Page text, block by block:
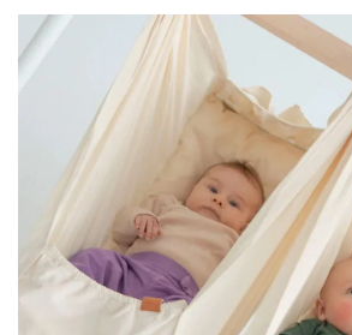
Không chỉ giúp trẻ phát triển về mặt
trợ bé phát triển về trí tuệ. Sữa Meiji
canxi cao và hàm lượng vitamin D,
đủ giúp bảo vệ hệ xương của trẻ
đồng thời phòng ngừa bệnh còi
trong sữa còn có DHA, α - linolenic
các chất quan trọng và cần thiết
não, khả năng nhận thức và quan
Bảo vệ tốt hệ tiêu hóa “non nớt”
hạnh được công nhận là không
bằng Fructo-oligosaccharide và
hệ tiêu hóa của bé khỏe mạnh, hạn